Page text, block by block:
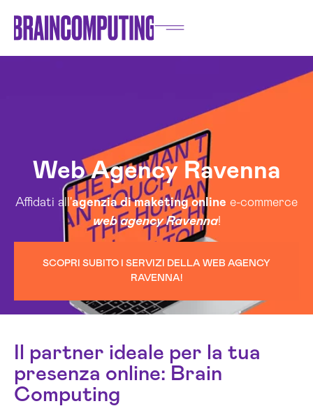
Web Agency Ravenna
Affidati all'agenzia di maketing online e-commerce
web agency Ravenna!
SCOPRI SUBITO I SERVIZI DELLA WEB AGENCY
RAVENNA!
Il partner ideale per la tua
presenza online: Brain
Computing